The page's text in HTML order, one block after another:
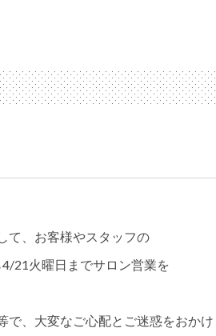
て、お客様やスタッフの
21火曜日までサロン営業を
、大変なご心配とご迷惑をおかけ